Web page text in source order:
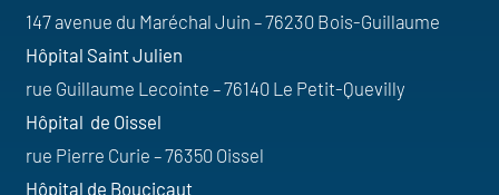
147 avenue du Maréchal Juin – 76230 Bois-Guillaume
Hôpital Saint Julien
rue Guillaume Lecointe – 76140 Le Petit-Quevilly
Hôpital de Oissel
rue Pierre Curie – 76350 Oissel
Hôpital de Boucicaut